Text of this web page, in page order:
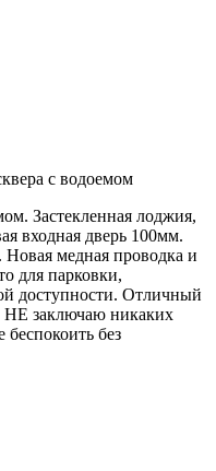
с водоемом
Застекленная лоджия,
входная дверь 100мм.
медная проводка и
для парковки,
доступности. Отличный
НЕ заключаю никаких
без